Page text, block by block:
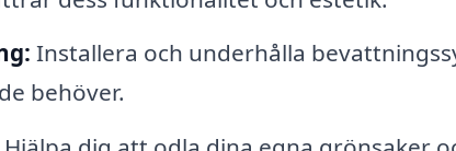
Installera och underhålla
behöver.